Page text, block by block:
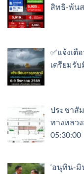
สิทธิ-พ้น
✅แจ้งเ
เตรียมรั
ประชาสั
ทางหลว
05:30:00
‘อนุทิน-มิ